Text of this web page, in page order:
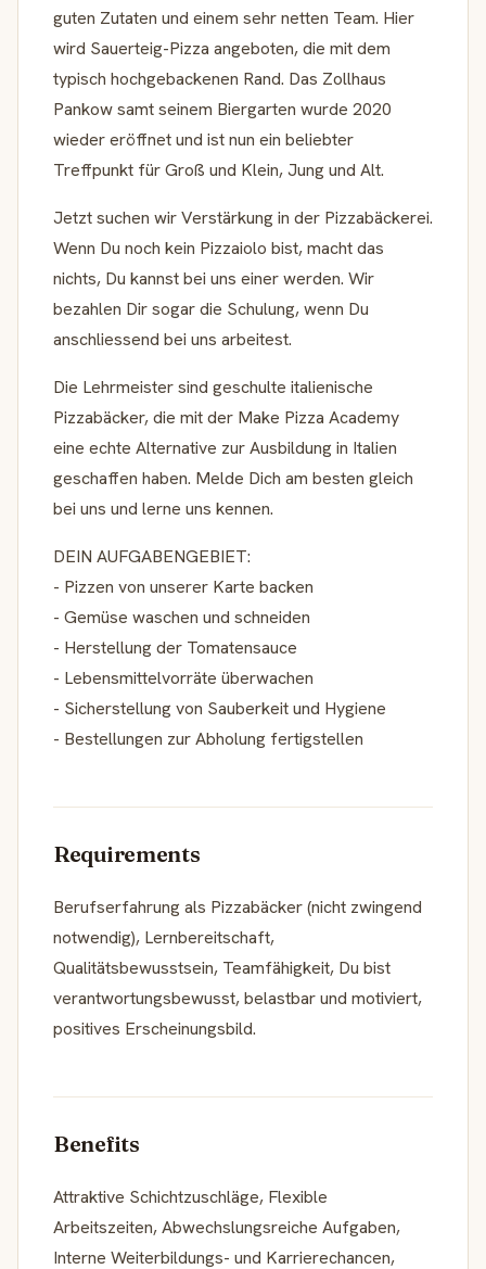
guten Zutaten und einem sehr netten Team. Hier
wird Sauerteig-Pizza angeboten, die mit dem
typisch hochgebackenen Rand. Das Zollhaus
Pankow samt seinem Biergarten wurde 2020
wieder eröffnet und ist nun ein beliebter
Treffpunkt für Groß und Klein, Jung und Alt.
Jetzt suchen wir Verstärkung in der Pizzabäckerei.
Wenn Du noch kein Pizzaiolo bist, macht das
nichts, Du kannst bei uns einer werden. Wir
bezahlen Dir sogar die Schulung, wenn Du
anschliessend bei uns arbeitest.
Die Lehrmeister sind geschulte italienische
Pizzabäcker, die mit der Make Pizza Academy
eine echte Alternative zur Ausbildung in Italien
geschaffen haben. Melde Dich am besten gleich
bei uns und lerne uns kennen.
DEIN AUFGABENGEBIET:
- Pizzen von unserer Karte backen
- Gemüse waschen und schneiden
- Herstellung der Tomatensauce
- Lebensmittelvorräte überwachen
- Sicherstellung von Sauberkeit und Hygiene
- Bestellungen zur Abholung fertigstellen
Requirements
Berufserfahrung als Pizzabäcker (nicht zwingend
notwendig), Lernbereitschaft,
Qualitätsbewusstsein, Teamfähigkeit, Du bist
verantwortungsbewusst, belastbar und motiviert,
positives Erscheinungsbild.
Benefits
Attraktive Schichtzuschläge, Flexible
Arbeitszeiten, Abwechslungsreiche Aufgaben,
Interne Weiterbildungs- und Karrierechancen,